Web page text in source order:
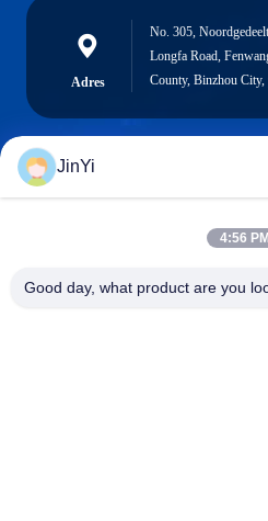
Adres
No. 305,
Longfa Road,
County, Binzhou
JinYi
4:56 PM
Good day, what product are you